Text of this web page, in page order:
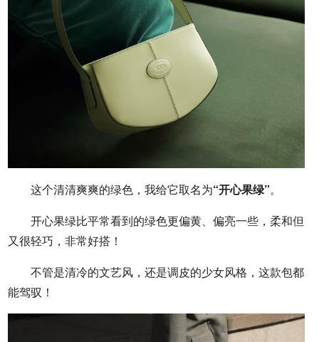
这个清清爽爽的绿色，我给它取名为“开心果绿”。
开心果绿比平常看到的绿色更偏黄、偏亮一些，柔和但
又很轻巧，非常好搭！
不管是清冷的文艺风，还是调皮的少女风格，这款包都
能驾驭！